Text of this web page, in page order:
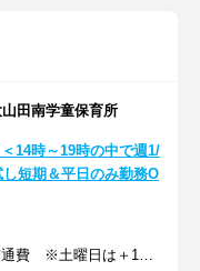
田南学童保育所
14時～19時の中で週1/
短期＆平日のみ勤務O
時給1100～1250円＋交通費 ※土曜日は＋100円アップ